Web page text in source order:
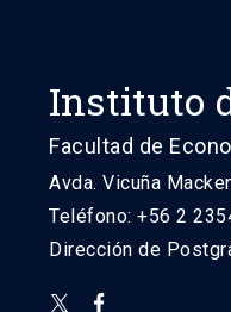
Instituto
Facultad de
Avda. Vicuña
Teléfono: +56 2
Dirección de